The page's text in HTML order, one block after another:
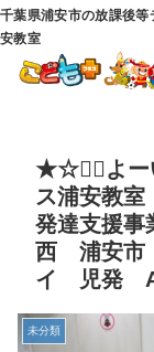
千葉県浦安市の放課後
安教室
★☆🏃‍♂️よ
ス浦安教
発達支援
西 浦安市
イ 児発
未分類